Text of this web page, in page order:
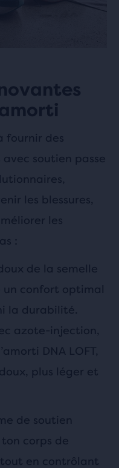
fournir des
soutien passe
les blessures,
les
:
de la semelle
confort optimal
la durabilité.
azote-injection,
DNA LOFT,
plus léger et
de soutien
corps de
en contrôlant